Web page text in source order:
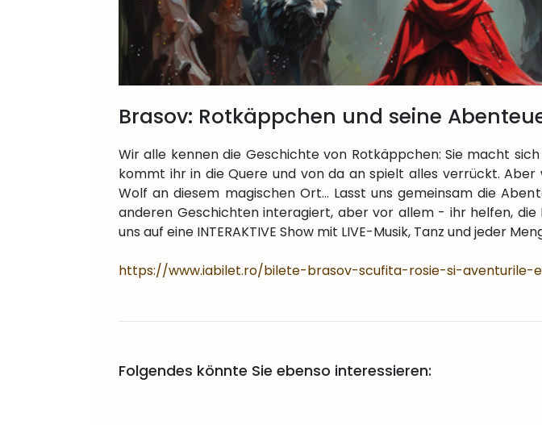
Brasov: Rotkäppchen und seine
Wir alle kennen die Geschichte von Rotkäppchen: Sie macht
kommt ihr in die Quere und von da an spielt alles verrückt.
Wolf an diesem magischen Ort... Lasst uns gemeinsam die
anderen Geschichten interagiert, aber vor allem - ihr helfen,
uns auf eine INTERAKTIVE Show mit LIVE-Musik, Tanz und jeder
https://www.iabilet.ro/bilete-brasov-scufita-rosie-si-aventurile-
Folgendes könnte Sie ebenso interessieren: